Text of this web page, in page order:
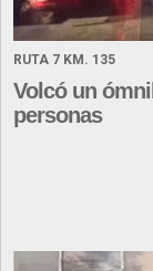
RUTA 7 KM. 135
Volcó un
personas